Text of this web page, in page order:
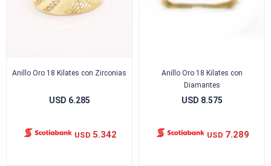
Anillo Oro 18 Kilates con Zirconias
USD 6.285
USD 5.342
Anillo Oro 18 Kilates con
Diamantes
USD 8.575
USD 7.289